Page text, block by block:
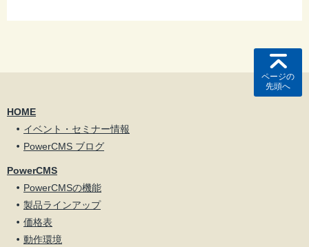
ページの
先頭へ
HOME
イベント・セミナー情報
PowerCMS ブログ
PowerCMS
PowerCMSの機能
製品ラインアップ
価格表
動作環境